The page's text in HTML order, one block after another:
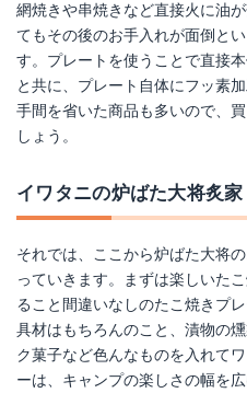
網焼きや串焼きなど直接火に油
てもその後のお手入れが面倒と
す。プレートを使うことで直接
と共に、プレート自体にフッ素
手間を省いた商品も多いので、
しょう。
イワタニの炉ばた大将炙家
それでは、ここから炉ばた大将
っていきます。まずは楽しいた
ること間違いなしのたこ焼きプ
具材はもちろんのこと、漬物の
ク菓子など色んなものを入れて
ーは、キャンプの楽しさの幅を